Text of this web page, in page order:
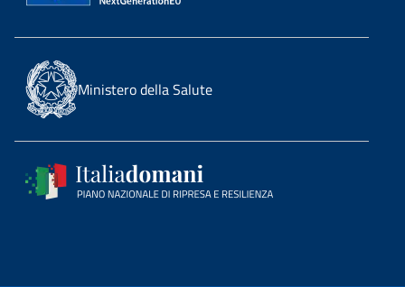
Ministero della Salute